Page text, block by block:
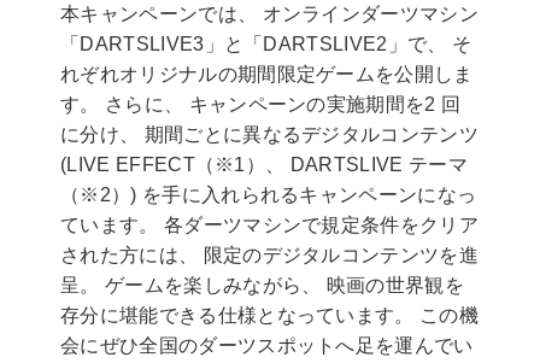
本キャンペーンでは、 オンラインダーツマシン
「DARTSLIVE3」と「DARTSLIVE2」で、 そ
れぞれオリジナルの期間限定ゲームを公開しま
す。 さらに、 キャンペーンの実施期間を2 回
に分け、 期間ごとに異なるデジタルコンテンツ
(LIVE EFFECT（※1）、 DARTSLIVE テーマ
（※2）) を手に入れられるキャンペーンになっ
ています。 各ダーツマシンで規定条件をクリア
された方には、 限定のデジタルコンテンツを進
呈。 ゲームを楽しみながら、 映画の世界観を
存分に堪能できる仕様となっています。 この機
会にぜひ全国のダーツスポットへ足を運んでい